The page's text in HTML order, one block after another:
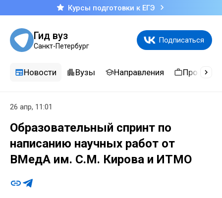
Курсы подготовки к ЕГЭ
Гид вуз
Санкт-Петербург
Подписаться
Новости Вузы Направления
26 апр, 11:01
Образовательный спринт по
написанию научных работ от
ВМедА им. С.М. Кирова и ИТМО